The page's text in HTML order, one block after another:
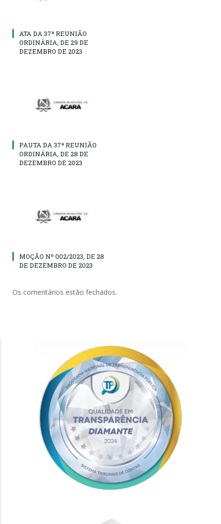
ATA DA 37ª REUNIÃO
ORDINÁRIA, DE 29 DE
DEZEMBRO DE 2023
PAUTA DA 37ª REUNIÃO
ORDINÁRIA, DE 28 DE
DEZEMBRO DE 2023
MOÇÃO Nº 002/2023, DE 28
DE DEZEMBRO DE 2023
Os comentários estão fechados.